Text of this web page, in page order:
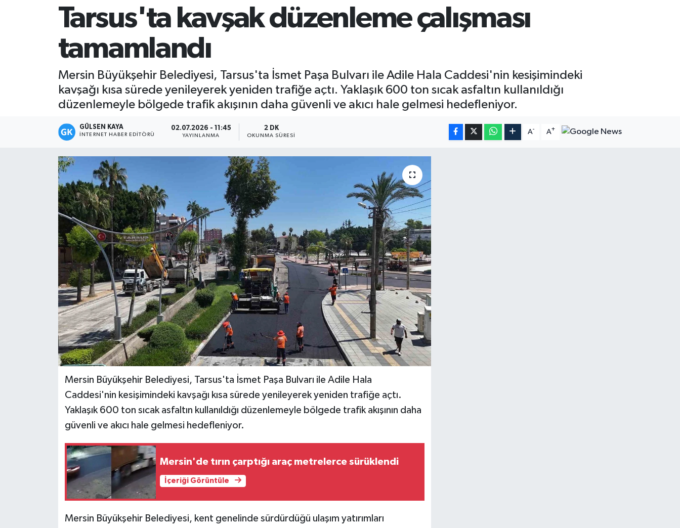
Tarsus'ta kavşak düzenleme çalışması
tamamlandı
Mersin Büyükşehir Belediyesi, Tarsus'ta İsmet Paşa Bulvarı ile Adile Hala Caddesi'nin kesişimindeki
kavşağı kısa sürede yenileyerek yeniden trafiğe açtı. Yaklaşık 600 ton sıcak asfaltın kullanıldığı
düzenlemeyle bölgede trafik akışının daha güvenli ve akıcı hale gelmesi hedefleniyor.
GÜLSEN KAYA
İNTERNET HABER EDITÖRÜ
02.07.2026 - 11:45
YAYINLANMA
2 DK
OKUNMA SÜRESI
A- A+
Mersin Büyükşehir Belediyesi, Tarsus'ta İsmet Paşa Bulvarı ile Adile Hala
Caddesi'nin kesişimindeki kavşağı kısa sürede yenileyerek yeniden trafiğe açtı.
Yaklaşık 600 ton sıcak asfaltın kullanıldığı düzenlemeyle bölgede trafik akışının daha
güvenli ve akıcı hale gelmesi hedefleniyor.
Mersin'de tırın çarptığı araç metrelerce sürüklendi
İçeriği Görüntüle
Mersin Büyükşehir Belediyesi, kent genelinde sürdürdüğü ulaşım yatırımları
Mersin Tarihi
Özel Haber
Sürmanşet
Teknoloji